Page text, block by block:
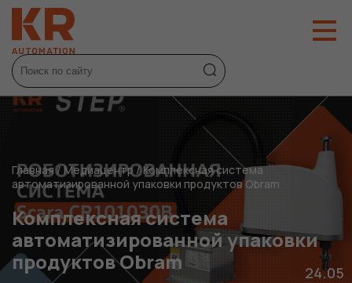
Главная/Медиацентр/Комплексная система
автоматизированной упаковки продуктов Obram
Комплексная система
автоматизированной упаковки
продуктов Obram
24.05